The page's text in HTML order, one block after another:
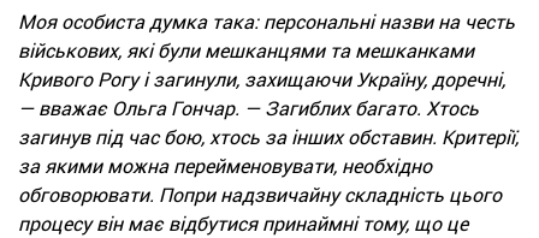
Моя особиста думка така: персональні назви на честь
військових, які були мешканцями та мешканками
Кривого Рогу і загинули, захищаючи Україну, доречні,
— вважає Ольга Гончар. — Загиблих багато. Хтось
загинув під час бою, хтось за інших обставин. Критерії,
за якими можна перейменовувати, необхідно
обговорювати. Попри надзвичайну складність цього
процесу він має відбутися принаймні тому, що це